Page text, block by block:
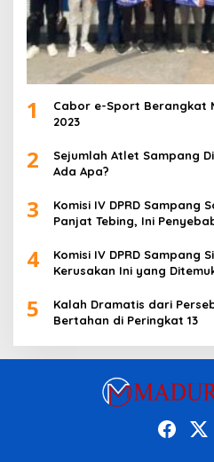
1
Cabor e-Sport Berangkat
2023
2
Sejumlah Atlet Sampang
Ada Apa?
3
Komisi IV DPRD Sampang
Panjat Tebing, Ini
4
Komisi IV DPRD Sampang
Kerusakan Ini yang
5
Kalah Dramatis dari
Bertahan di Peringkat 13